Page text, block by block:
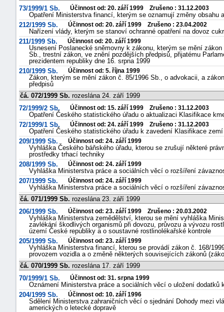
73/1999/1 Sb.
Účinnost od: 20. září 1999 Zrušeno : 31.12.2003
Opatření Ministerstva financí, kterým se oznamují změny obsahu
212/1999 Sb.
Účinnost od: 20. září 1999 Zrušeno : 23.04.2002
Nařízení vlády, kterým se stanoví ochranné opatření na dovoz
211/1999 Sb.
Účinnost od: 20. září 1999
Usnesení Poslanecké sněmovny k zákonu, kterým se mění
Sb., trestní zákon, ve znění pozdějších předpisů, přijatému
prezidentem republiky dne 16. srpna 1999
210/1999 Sb.
Účinnost od: 5. října 1999
Zákon, kterým se mění zákon č. 85/1996 Sb., o advokacii, a
předpisů
čá. 072/1999 Sb. rozeslána 24. září 1999
72/1999/2 Sb.
Účinnost od: 15. září 1999 Zrušeno : 31.12.2003
Opatření Českého statistického úřadu o aktualizaci Klasifikace
72/1999/1 Sb.
Účinnost od: 24. září 1999 Zrušeno : 31.12.2003
Opatření Českého statistického úřadu k zavedení Klasifikace zemí
209/1999 Sb.
Účinnost od: 24. září 1999
Vyhláška Českého báňského úřadu, kterou se zrušují některé
prostředky trhací techniky
208/1999 Sb.
Účinnost od: 24. září 1999
Vyhláška Ministerstva práce a sociálních věcí o rozšíření
207/1999 Sb.
Účinnost od: 24. září 1999
Vyhláška Ministerstva práce a sociálních věcí o rozšíření
čá. 071/1999 Sb. rozeslána 23. září 1999
206/1999 Sb.
Účinnost od: 23. září 1999 Zrušeno : 20.03.2002
Vyhláška Ministerstva zemědělství, kterou se mění vyhláška
zavlékání škodlivých organismů při dovozu, průvozu a vývozu
území České republiky a o soustavné rostlinolékařské kontrole
205/1999 Sb.
Účinnost od: 23. září 1999
Vyhláška Ministerstva financí, kterou se provádí zákon č. 168/
provozem vozidla a o změně některých souvisejících zákonů
čá. 070/1999 Sb. rozeslána 17. září 1999
70/1999/1 Sb.
Účinnost od: 31. srpna 1999
Oznámení Ministerstva práce a sociálních věcí o uložení
204/1999 Sb.
Účinnost od: 10. září 1996
Sdělení Ministerstva zahraničních věcí o sjednání Dohody mezi
amerických o letecké dopravě